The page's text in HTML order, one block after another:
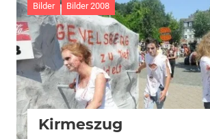
Bilder Bilder 2008
Kirmeszug